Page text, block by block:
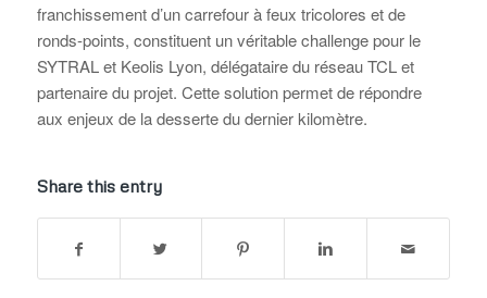
franchissement d’un carrefour à feux tricolores et de
ronds-points, constituent un véritable challenge pour le
SYTRAL et Keolis Lyon, délégataire du réseau TCL et
partenaire du projet. Cette solution permet de répondre
aux enjeux de la desserte du dernier kilomètre.
Share this entry